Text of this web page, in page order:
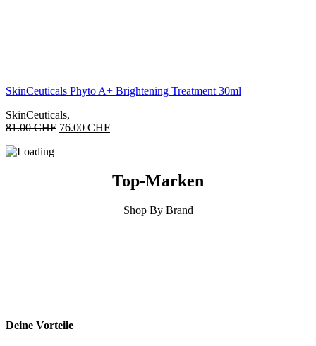
SkinCeuticals Phyto A+ Brightening Treatment 30ml
SkinCeuticals,
81.00CHF Ursprünglicher
76.00 CHFAktueller
Top-Marken
Shop By Brand
Deine Vorteile